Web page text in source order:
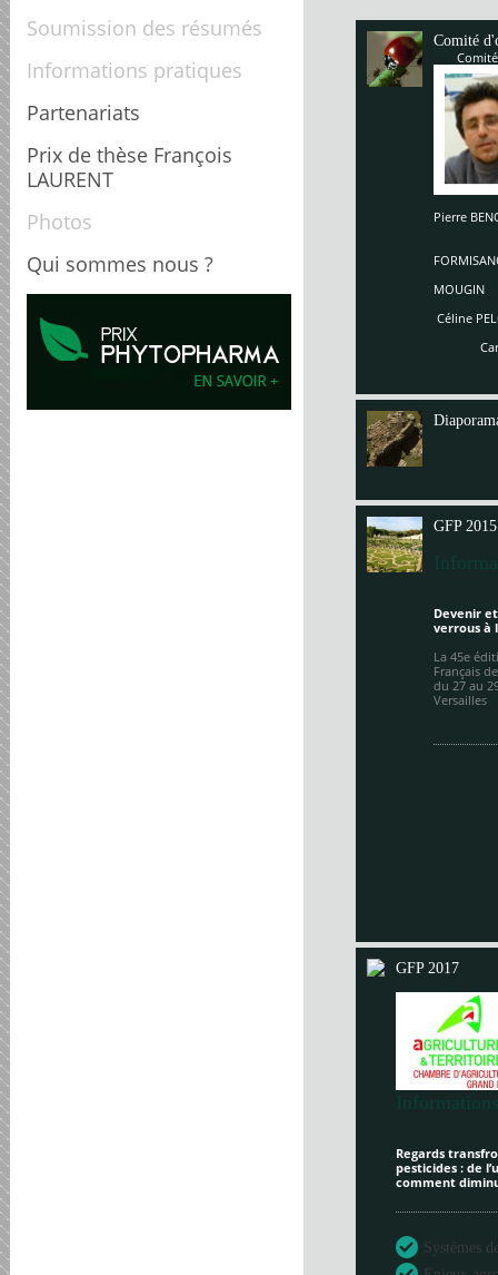
Soumission des résumés
Informations pratiques
Partenariats
Prix de thèse François
LAURENT
Photos
Qui sommes nous ?
Comité
Pierre
MOUGIN
Céline
Carole
GFP 2015
Devenir
verrous à
La 45e
Français
du 27 au
Versailles
GFP 2017
Regards
pesticides : de
comment
Systèmes